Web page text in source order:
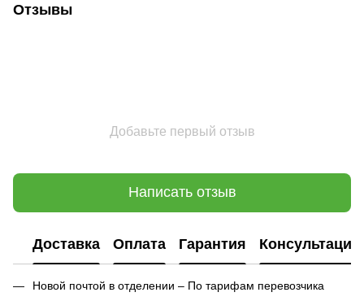
Отзывы
Добавьте первый отзыв
Написать отзыв
Доставка Оплата Гарантия Консультация
Новой почтой в отделении – По тарифам перевозчика